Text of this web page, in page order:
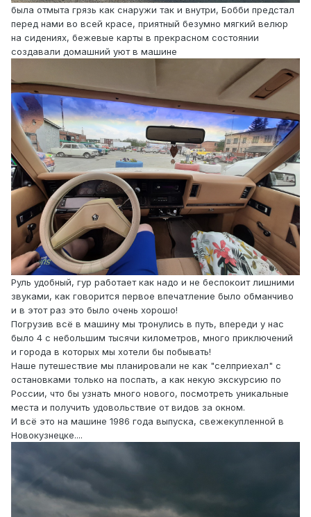
была отмыта грязь как снаружи так и внутри, Бобби предстал
перед нами во всей красе, приятный безумно мягкий велюр
на сидениях, бежевые карты в прекрасном состоянии
создавали домашний уют в машине
Руль удобный, гур работает как надо и не беспокоит лишними
звуками, как говорится первое впечатление было обманчиво
и в этот раз это было очень хорошо!
Погрузив всё в машину мы тронулись в путь, впереди у нас
было 4 с небольшим тысячи километров, много приключений
и города в которых мы хотели бы побывать!
Наше путешествие мы планировали не как "селприехал" с
остановками только на поспать, а как некую экскурсию по
России, что бы узнать много нового, посмотреть уникальные
места и получить удовольствие от видов за окном.
И всё это на машине 1986 года выпуска, свежекупленной в
Новокузнецке....